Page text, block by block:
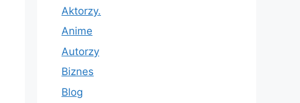
Aktorzy.
Anime
Autorzy
Biznes
Blog